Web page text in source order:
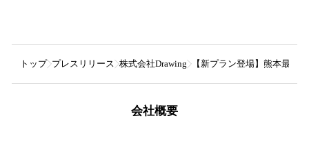
トップ プレスリリース 株式会社Drawing 【新プラン登場】熊本最古
会社概要